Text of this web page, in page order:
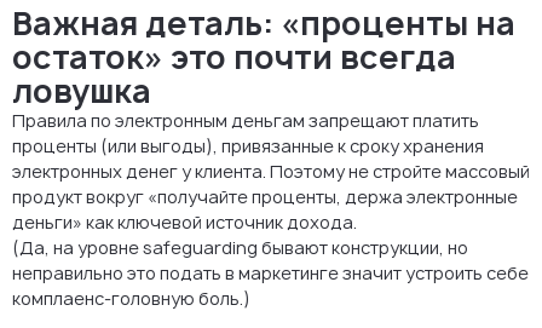
Важная деталь: «проценты на
остаток» это почти всегда
ловушка
Правила по электронным деньгам запрещают платить
проценты (или выгоды), привязанные к сроку хранения
электронных денег у клиента. Поэтому не стройте массовый
продукт вокруг «получайте проценты, держа электронные
деньги» как ключевой источник дохода.
(Да, на уровне safeguarding бывают конструкции, но
неправильно это подать в маркетинге значит устроить себе
комплаенс-головную боль.)